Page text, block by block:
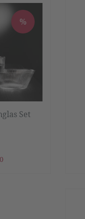
%
Set